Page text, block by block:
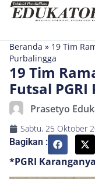
Beranda » 19 Tim
Purbalingga
19 Tim
Futsal
Prasetyo
Sabtu, 25 Oktober
Bagikan :
*PGRI